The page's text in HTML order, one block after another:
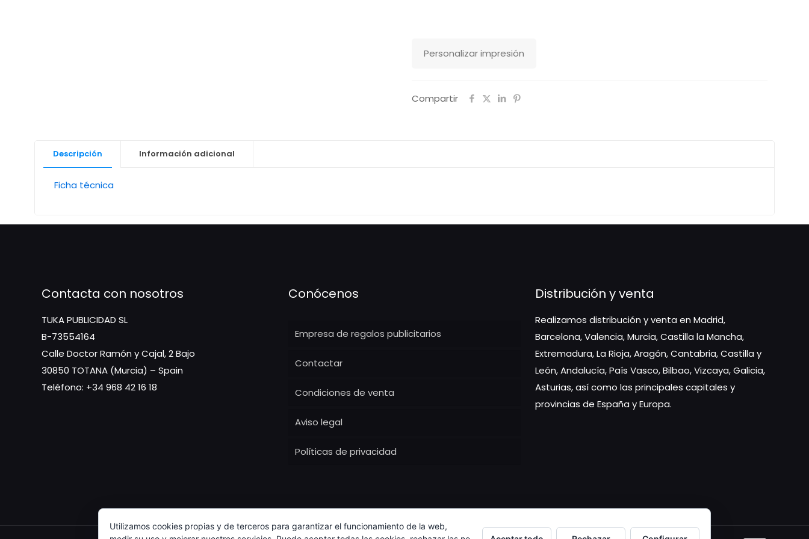
cantidad
Personalizar impresión
Compartir
Descripción Información adicional
Ficha técnica
Contacta con nosotros
TUKA PUBLICIDAD SL
B-73554164
Calle Doctor Ramón y Cajal, 2 Bajo
30850 TOTANA (Murcia) – Spain
Teléfono: +34 968 42 16 18
Conócenos
Empresa de regalos publicitarios
Contactar
Condiciones de venta
Aviso legal
Políticas de privacidad
Distribución y venta
Realizamos distribución y venta en Madrid,
Barcelona, Valencia, Murcia, Castilla la Mancha,
Extremadura, La Rioja, Aragón, Cantabria, Castilla y
León, Andalucía, País Vasco, Bilbao, Vizcaya, Galicia,
Asturias, así como las principales capitales y
provincias de España y Europa.
Utilizamos cookies propias y de terceros para garantizar el funcionamiento de la web,